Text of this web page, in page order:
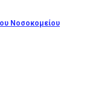
Νοσοκομείου